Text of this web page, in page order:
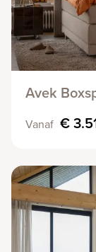
Avek
Vanaf €